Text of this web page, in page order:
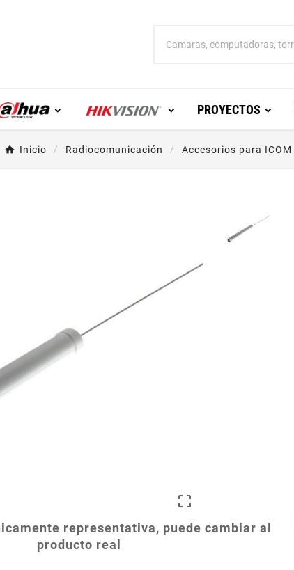
PROYECTOS
Inicio Radiocomunicación Accesorios para ICOM

representativa, puede cambiar al
producto real